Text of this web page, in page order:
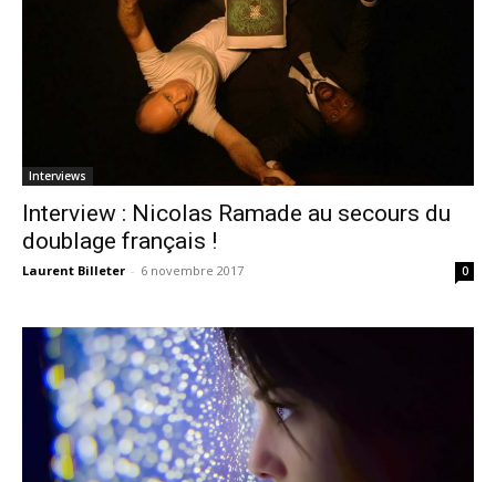
Interviews
Interview : Nicolas Ramade au secours du
doublage français !
Laurent Billeter - 6 novembre 2017 0